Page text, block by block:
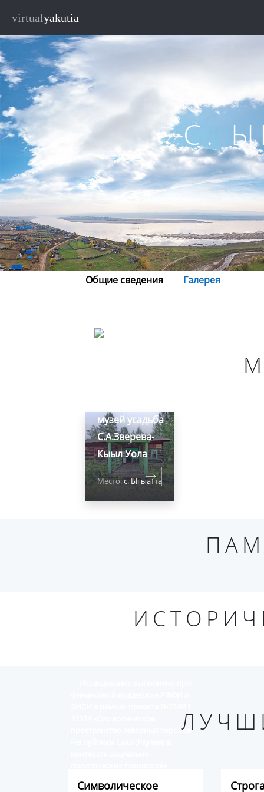
virtualyakutia
С.
Общие сведения Галерея
музей усадьба
С.А.Зверева-
Кыыл Уола
Место:с. Ыгыатта
Символическое
пространство северных городов